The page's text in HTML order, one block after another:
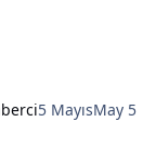
5 MayısMay 5